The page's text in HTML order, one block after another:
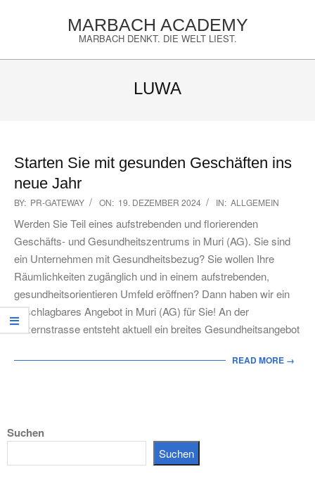
MARBACH ACADEMY
MARBACH DENKT. DIE WELT LIEST.
LUWA
Starten Sie mit gesunden Geschäften ins
neue Jahr
2024-
12-
19
BY: PR-GATEWAY ON: 19. DEZEMBER 2024 IN: ALLGEMEIN
Werden Sie Teil eines aufstrebenden und florierenden
Geschäfts- und Gesundheitszentrums in Muri (AG). Sie sind
ein Unternehmen mit Gesundheitsbezug? Sie wollen Ihre
Räumlichkeiten zugänglich und in einem aufstrebenden,
gesundheitsorientieren Umfeld eröffnen? Dann haben wir ein
unschlagbares Angebot in Muri (AG) für Sie! An der
Luzernstrasse entsteht aktuell ein breites Gesundheitsangebot
READ MORE →
Suchen
Suchen